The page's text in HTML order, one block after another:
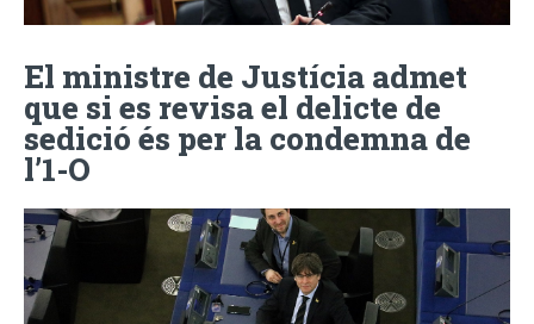
El ministre de Justícia admet
que si es revisa el delicte de
sedició és per la condemna de
l’1-O